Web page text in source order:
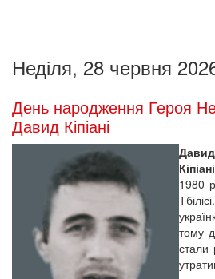
Неділя, 28 червня
День народження Героя
Давид Кіпіані
Кіпіані
1980
тому
стали